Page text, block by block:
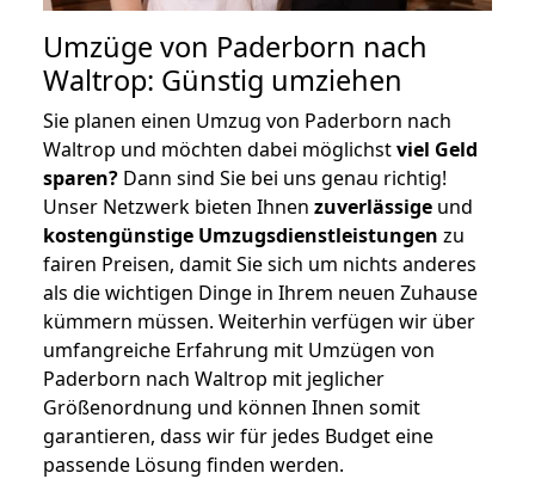
Umzüge von Paderborn nach
Waltrop: Günstig umziehen
Sie planen einen Umzug von Paderborn nach
Waltrop und möchten dabei möglichstviel Geld
sparen? Dann sind Sie bei uns genau richtig!
Unser Netzwerk bieten Ihnen zuverlässige und
kostengünstige Umzugsdienstleistungen zu
fairen Preisen, damit Sie sich um nichts anderes
als die wichtigen Dinge in Ihrem neuen Zuhause
kümmern müssen. Weiterhin verfügen wir über
umfangreiche Erfahrung mit Umzügen von
Paderborn nach Waltrop mit jeglicher
Größenordnung und können Ihnen somit
garantieren, dass wir für jedes Budget eine
passende Lösung finden werden.